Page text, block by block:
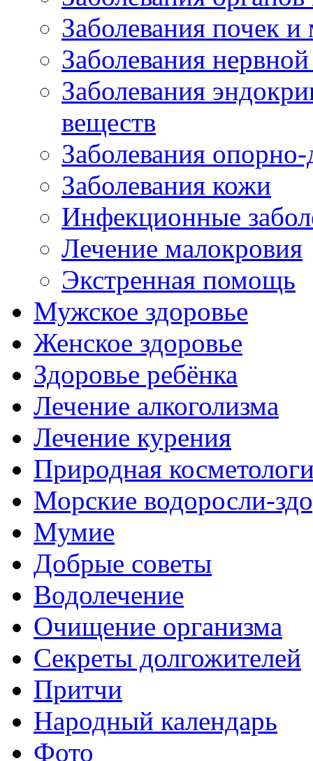
Заболевания почек
Заболевания
Заболевания
веществ
Заболевания опорно-
Заболевания кожи
Инфекционные
Лечение малокровия
Экстренная помощь
Мужское здоровье
Женское здоровье
Здоровье ребёнка
Лечение алкоголизма
Лечение курения
Природная
Морские водоросли-
Мумие
Добрые советы
Водолечение
Очищение организма
Секреты долгожителей
Притчи
Народный календарь
Фото